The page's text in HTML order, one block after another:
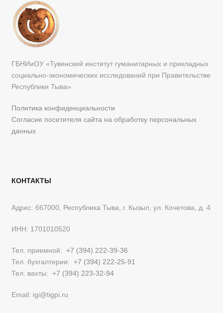
ГБНИиОУ «Тувинский институт гуманитарных и прикладных
социально-экономических исследований при Правительстве
Республики Тыва»
Политика конфиденциальности
Согласие посетителя сайта на обработку персональных
данных
КОНТАКТЫ
Адрес: 667000, Республика Тыва, г. Кызыл, ул. Кочетова, д. 4
ИНН: 1701010520
Тел. приемной: +7 (394) 222-39-36
Тел. бухгалтерии: +7 (394) 222-25-91
Тел. вахты: +7 (394) 223-32-94
Email: igi@tigpi.ru